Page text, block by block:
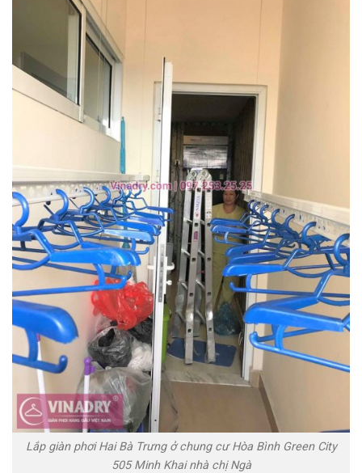
Lắp giàn phơi Hai Bà Trưng ở chung cư Hòa Bình Green City
505 Minh Khai nhà chị Ngà